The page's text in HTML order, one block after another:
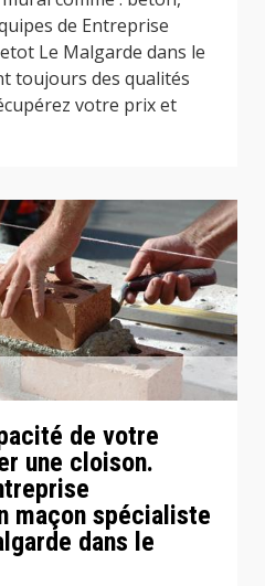
de Entreprise
Le Malgarde dans le
toujours des qualités
votre prix et
de votre
une cloison.
maçon spécialiste
dans le